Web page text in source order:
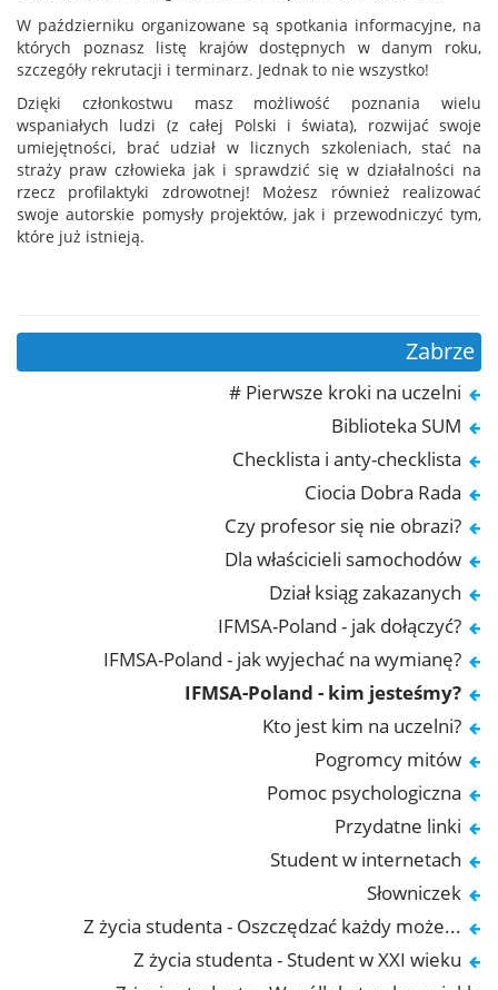
W październiku organizowane są spotkania informacyjne, na
których poznasz listę krajów dostępnych w danym roku,
szczegóły rekrutacji i terminarz. Jednak to nie wszystko!
Dzięki członkostwu masz możliwość poznania wielu
wspaniałych ludzi (z całej Polski i świata), rozwijać swoje
umiejętności, brać udział w licznych szkoleniach, stać na
straży praw człowieka jak i sprawdzić się w działalności na
rzecz profilaktyki zdrowotnej! Możesz również realizować
swoje autorskie pomysły projektów, jak i przewodniczyć tym,
które już istnieją.
Zabrze
# Pierwsze kroki na uczelni
Biblioteka SUM
Checklista i anty-checklista
Ciocia Dobra Rada
Czy profesor się nie obrazi?
Dla właścicieli samochodów
Dział ksiąg zakazanych
IFMSA-Poland - jak dołączyć?
IFMSA-Poland - jak wyjechać na wymianę?
IFMSA-Poland - kim jesteśmy?
Kto jest kim na uczelni?
Pogromcy mitów
Pomoc psychologiczna
Przydatne linki
Student w internetach
Słowniczek
Z życia studenta - Oszczędzać każdy może...
Z życia studenta - Student w XXI wieku